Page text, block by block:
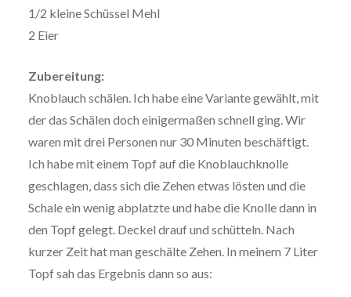
1/2 kleine Schüssel Mehl
2 Eier
Zubereitung:
Knoblauch schälen. Ich habe eine Variante gewählt, mit
der das Schälen doch einigermaßen schnell ging. Wir
waren mit drei Personen nur 30 Minuten beschäftigt.
Ich habe mit einem Topf auf die Knoblauchknolle
geschlagen, dass sich die Zehen etwas lösten und die
Schale ein wenig abplatzte und habe die Knolle dann in
den Topf gelegt. Deckel drauf und schütteln. Nach
kurzer Zeit hat man geschälte Zehen. In meinem 7 Liter
Topf sah das Ergebnis dann so aus: